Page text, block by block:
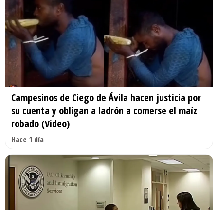
Campesinos de Ciego de Ávila hacen justicia por
su cuenta y obligan a ladrón a comerse el maíz
robado (Video)
Hace 1 día